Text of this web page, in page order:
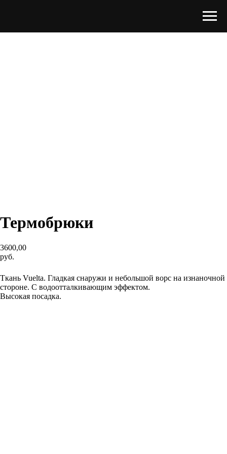
Термобрюки
3600,00
руб.
Ткань Vuelta. Гладкая снаружи и небольшой ворс на изнаночной
стороне. С водоотталкивающим эффектом.
Высокая посадка.